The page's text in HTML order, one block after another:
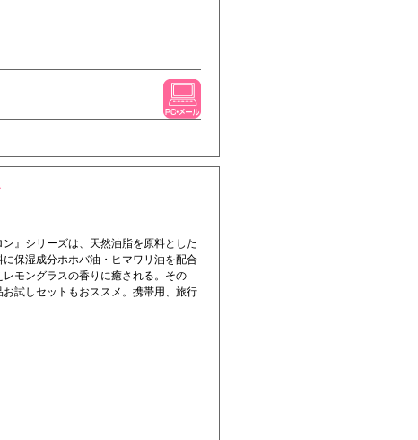
』シリーズは、天然油脂を原料とした
保湿成分ホホバ油・ヒマワリ油を配合
モングラスの香りに癒される。その
試しセットもおススメ。携帯用、旅行